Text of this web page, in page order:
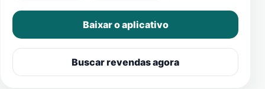
Baixar o aplicativo
Buscar revendas agora